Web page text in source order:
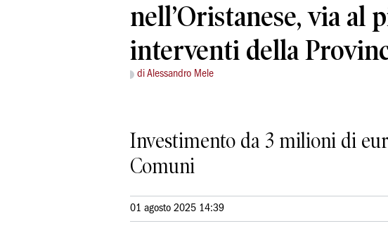
nell’Oristanese, via al
interventi della
di Alessandro Mele
Investimento da 3 milioni di
Comuni
01 agosto 2025 14:39